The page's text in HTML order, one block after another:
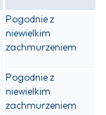
Pogodnie z
niewielkim
zachmurzeniem
Pogodnie z
niewielkim
zachmurzeniem